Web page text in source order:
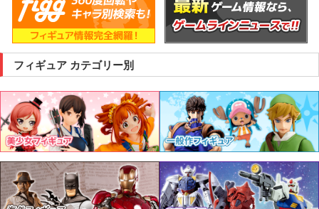
フィギュア カテゴリー別